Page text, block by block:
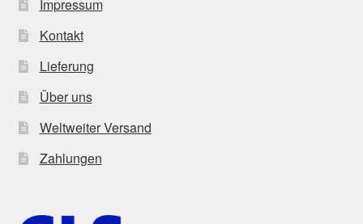
Impressum
Kontakt
Lieferung
Über uns
Weltweiter Versand
Zahlungen